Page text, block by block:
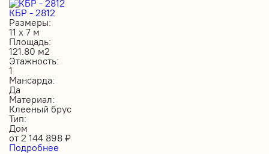
КБР - 2812
Размеры:
11 х 7 м
Площадь:
121.80 м2
Этажность:
1
Мансарда:
Да
Материал:
Клееный брус
Тип:
Дом
от 2 144 898 ₽
Подробнее